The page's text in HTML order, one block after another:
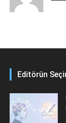
Editörün